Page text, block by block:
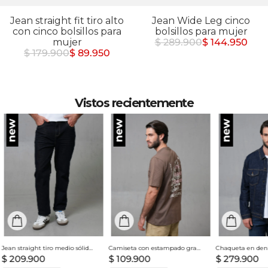
Jean straight fit tiro alto
con cinco bolsillos para
mujer
$ 179.900$ 89.950
Jean Wide Leg cinco
bolsillos para mujer
$ 289.900$ 144.950
Vistos recientemente
Jean straight tiro medio sólido para hombre
$ 209.900
Camiseta con estampado grande en espalda para hombre
$ 109.900 $ 279.900